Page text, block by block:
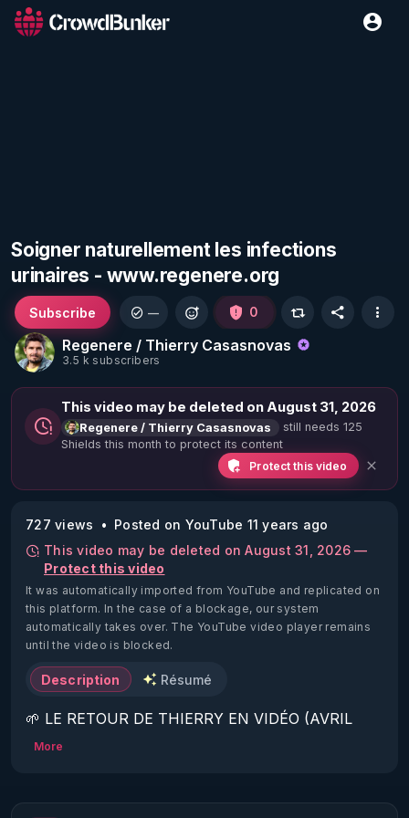
Soigner naturellement les infections
urinaires - www.regenere.org
Regenere / Thierry Casasnovas
3.5 k subscribers
Subscribe — 0
This video may be deleted on August 31, 2026
Regenere / Thierry Casasnovas
still needs 125
Shields this month to protect its content
Protect this video
727 views
Posted on YouTube 11 years ago
This video may be deleted on August 31, 2026 —
Protect this video
It was automatically imported from YouTube and replicated on
this platform. In the case of a blockage, our system
automatically takes over. The YouTube video player remains
until the video is blocked.
Description Résumé
🌱 LE RETOUR DE THIERRY EN VIDÉO (AVRIL
2022)!
https://www.rgnr.fr/presentation.html
More